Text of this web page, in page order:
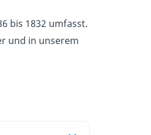
bis 1832 umfasst.
und in unserem